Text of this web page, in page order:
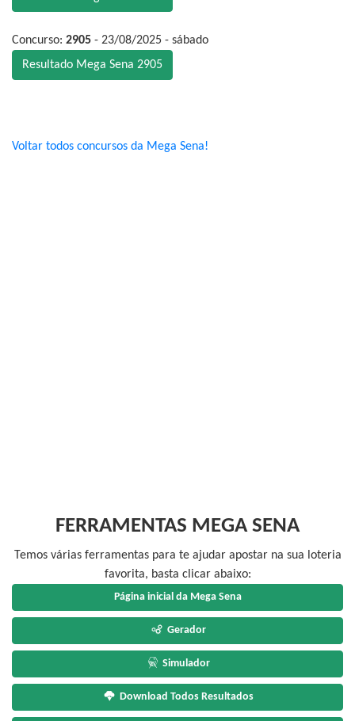
Concurso: 2905 - 23/08/2025 - sábado
Resultado Mega Sena 2905
Voltar todos concursos da Mega Sena!
FERRAMENTAS MEGA SENA
Temos várias ferramentas para te ajudar apostar na sua loteria
favorita, basta clicar abaixo:
Página inicial da Mega Sena
Gerador
Simulador
Download Todos Resultados